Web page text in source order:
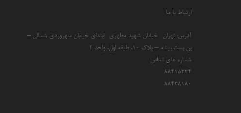
ارتباط با ما
آدرس: تهران- خیابان شهید مطهری- ابتدای خیابان سهروردی شمالی –
بن بست بیشه – پلاک 10، طبقه اول، واحد 2
شماره های تماس
۸۸۴۱۵۳۳۴
۸۸۴۳۸۱۸۰